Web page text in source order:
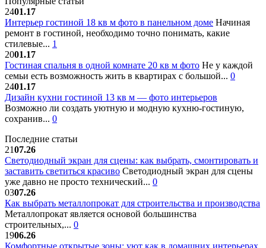
2401.17
Интерьер гостиной 18 кв м фото в панельном доме Начиная
ремонт в гостиной, необходимо точно понимать, какие
стилевые... 1
2001.17
Гостиная спальня в одной комнате 20 кв м фото Не у каждой
семьи есть возможность жить в квартирах с большой... 0
2401.17
Дизайн кухни гостиной 13 кв м — фото интерьеров
Возможно ли создать уютную и модную кухню-гостиную,
сохранив... 0
Последние статьи
2107.26
Светодиодный экран для сцены: как выбрать, смонтировать и
заставить светиться красиво Светодиодный экран для сцены
уже давно не просто технический... 0
0307.26
Как выбрать металлопрокат для строительства и производства
Металлопрокат является основой большинства
строительных,... 0
1906.26